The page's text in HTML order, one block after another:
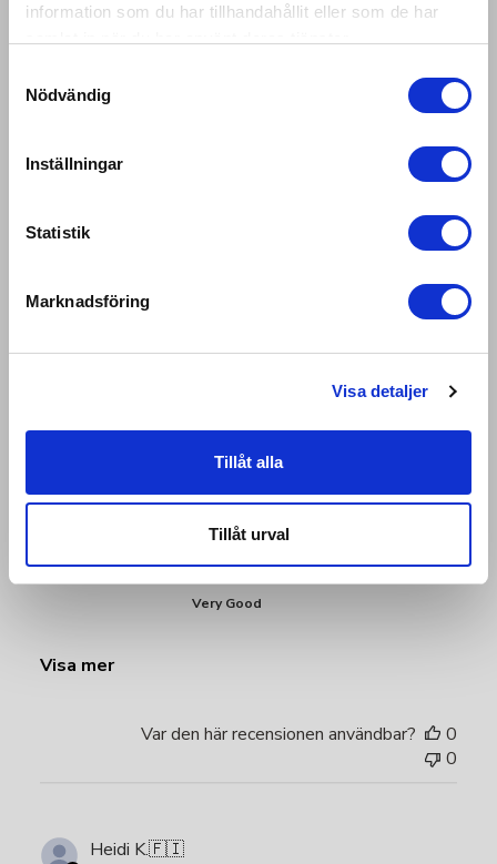
information som du har tillhandahållit eller som de har
Nödvändig
Inställningar
Statistik
Marknadsföring
Visa detaljer
Tillåt alla
Tillåt urval
Very Good
Var den här recensionen användbar?
0
0
Verifierad köpare
Sköna och sitter bra.
Very Good
Visa mer
Var den här recensionen användbar?
0
0
Heidi K.🇫🇮
select a country below.